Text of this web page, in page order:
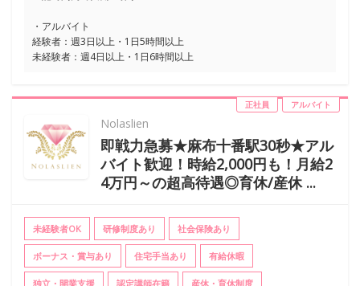
・アルバイト
経験者：週3日以上・1日5時間以上
未経験者：週4日以上・1日6時間以上
正社員 アルバイト
Nolaslien
即戦力急募★麻布十番駅30秒★アル
バイト歓迎！時給2,000円も！月給2
4万円～の超高待遇◎育休/産休 ...
未経験者OK 研修制度あり 社会保険あり
ボーナス・賞与あり 住宅手当あり 有給休暇
独立・開業支援 認定講師在籍 産休・育休制度